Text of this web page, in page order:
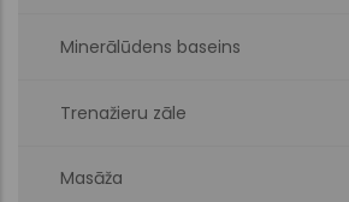
Minerālūdens baseins
Trenažieru zāle
Masāža